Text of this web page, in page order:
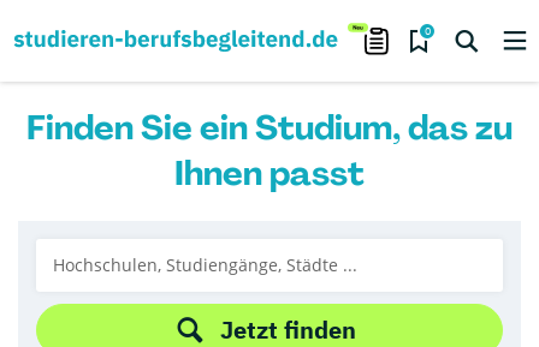
0
Finden Sie ein Studium, das zu
Ihnen passt
Jetzt finden